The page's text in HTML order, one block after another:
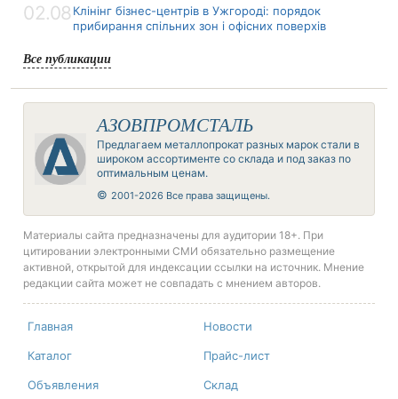
02.08 Клінінг бізнес-центрів в Ужгороді: порядок
прибирання спільних зон і офісних поверхів
Все публикации
АЗОВПРОМСТАЛЬ
Предлагаем металлопрокат разных марок стали в
широком ассортименте со склада и под заказ по
оптимальным ценам.
© 2001-2026 Все права защищены.
Материалы сайта предназначены для аудитории 18+. При
цитировании электронными СМИ обязательно размещение
активной, открытой для индексации ссылки на источник. Мнение
редакции сайта может не совпадать с мнением авторов.
Главная Новости
Каталог Прайс-лист
Объявления Склад